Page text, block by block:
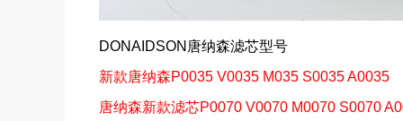
DONAIDSON唐纳森滤芯型号
新款唐纳森P0035 V0035 M035 S0035 A0035
唐纳森新款滤芯P0070 V0070 M0070 S0070